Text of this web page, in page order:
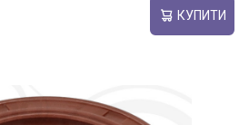
КУПИТИ